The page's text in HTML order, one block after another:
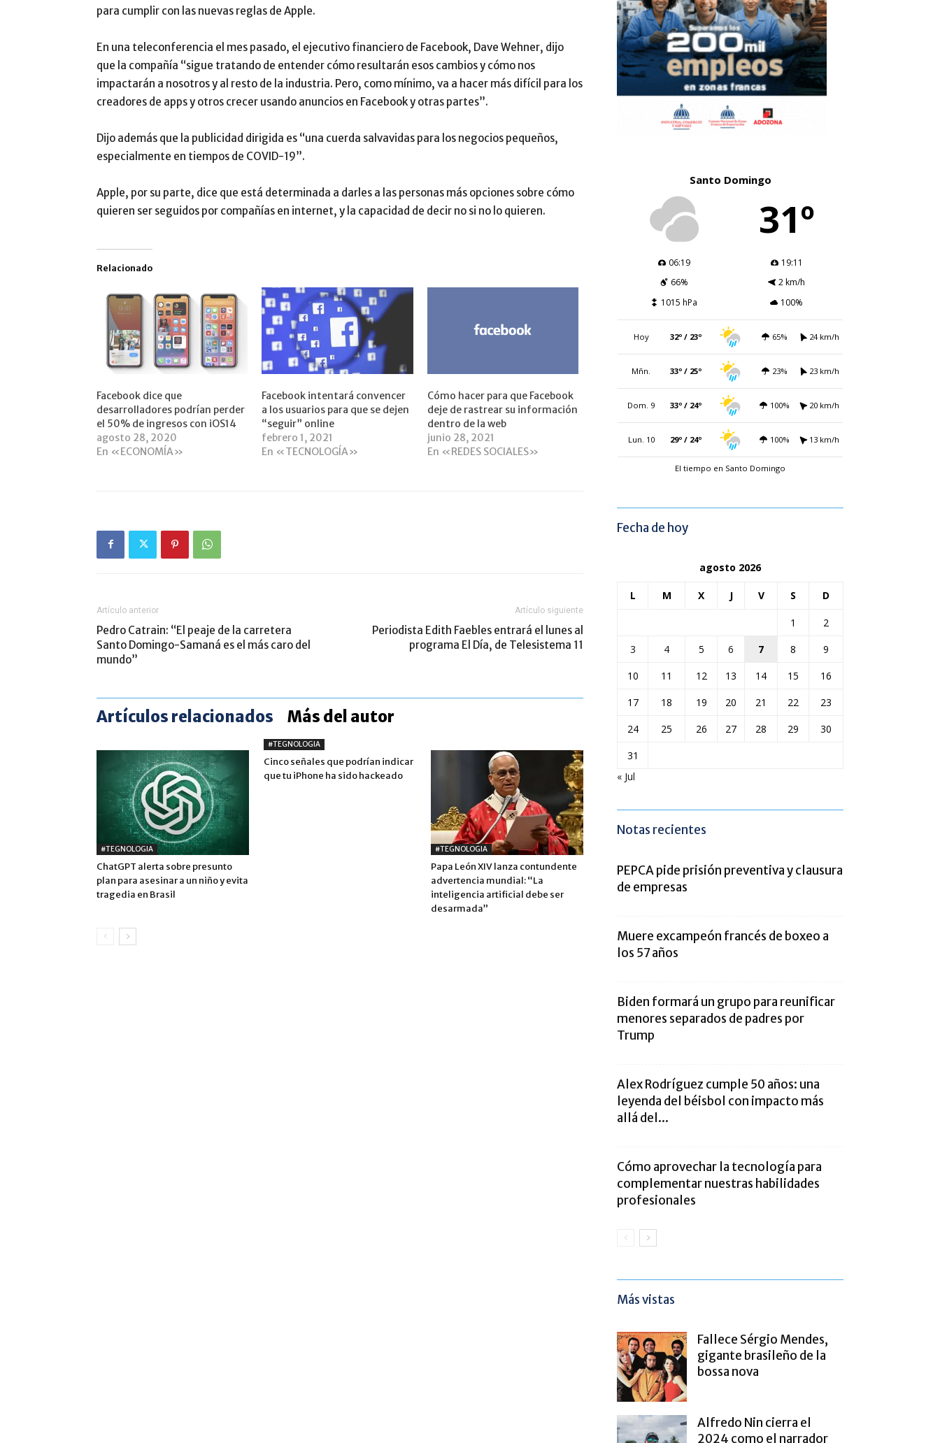
para cumplir con las nuevas reglas de Apple.
En una teleconferencia el mes pasado, el ejecutivo financiero de Facebook, Dave Wehner, dijo
que la compañía “sigue tratando de entender cómo resultarán esos cambios y cómo nos
impactarán a nosotros y al resto de la industria. Pero, como mínimo, va a hacer más difícil para los
creadores de apps y otros crecer usando anuncios en Facebook y otras partes”.
Dijo además que la publicidad dirigida es “una cuerda salvavidas para los negocios pequeños,
especialmente en tiempos de COVID-19”.
Apple, por su parte, dice que está determinada a darles a las personas más opciones sobre cómo
quieren ser seguidos por compañías en internet, y la capacidad de decir no si no lo quieren.
Relacionado
Facebook dice que
desarrolladores podrían perder
el 50% de ingresos con iOS14
agosto 28, 2020
En «ECONOMÍA»
Facebook intentará convencer
a los usuarios para que se dejen
“seguir” online
febrero 1, 2021
En «TECNOLOGÍA»
Cómo hacer para que Facebook
deje de rastrear su información
dentro de la web
junio 28, 2021
En «REDES SOCIALES»
Artículo anterior
Pedro Catrain: “El peaje de la carretera
Santo Domingo-Samaná es el más caro del
mundo”
Artículo siguiente
Periodista Edith Faebles entrará el lunes al
programa El Día, de Telesistema 11
Artículos relacionados Más del autor
#TEGNOLOGIA
ChatGPT alerta sobre presunto
plan para asesinar a un niño y evita
tragedia en Brasil
#TEGNOLOGIA
Cinco señales que podrían indicar
que tu iPhone ha sido hackeado
#TEGNOLOGIA
Papa León XIV lanza contundente
advertencia mundial: “La
inteligencia artificial debe ser
desarmada”
Santo Domingo
31º
06:19
19:11
66%
2 km/h
1015 hPa
100%
Hoy 32º / 23º 65% 24 km/h
Mñn. 33º / 25º 23% 23 km/h
Dom. 9 33º / 24º 100% 20 km/h
Lun. 10 29º / 24º 100% 13 km/h
El tiempo en Santo Domingo
Fecha de hoy
agosto 2026
L M X J V S D
1
2
3
4 5 6 7 8
9
10
11 12 13 14 15
16
17
18 19 20 21 22
23
24
25 26 27 28 29
30
31
« Jul
Notas recientes
PEPCA pide prisión preventiva y clausura
de empresas
Muere excampeón francés de boxeo a
los 57 años
Biden formará un grupo para reunificar
menores separados de padres por
Trump
Alex Rodríguez cumple 50 años: una
leyenda del béisbol con impacto más
allá del...
Cómo aprovechar la tecnología para
complementar nuestras habilidades
profesionales
Más vistas
Fallece Sérgio Mendes,
gigante brasileño de la
bossa nova
Alfredo Nin cierra el
2024 como el narrador